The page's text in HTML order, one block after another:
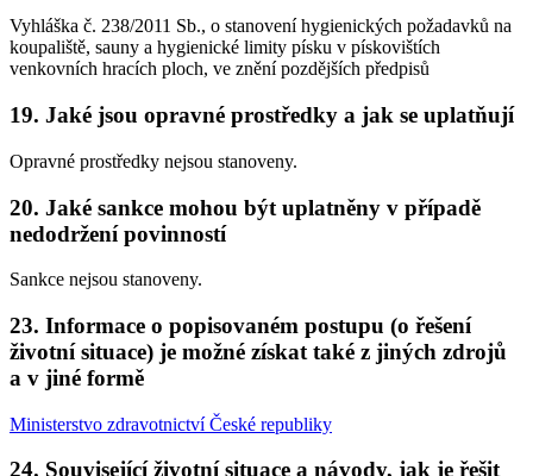
Vyhláška č. 238/2011 Sb., o stanovení hygienických požadavků na
koupaliště, sauny a hygienické limity písku v pískovištích
venkovních hracích ploch, ve znění pozdějších předpisů
19. Jaké jsou opravné prostředky a jak se uplatňují
Opravné prostředky nejsou stanoveny.
20. Jaké sankce mohou být uplatněny v případě
nedodržení povinností
Sankce nejsou stanoveny.
23. Informace o popisovaném postupu (o řešení
životní situace) je možné získat také z jiných zdrojů
a v jiné formě
Ministerstvo zdravotnictví České republiky
24. Související životní situace a návody, jak je řešit